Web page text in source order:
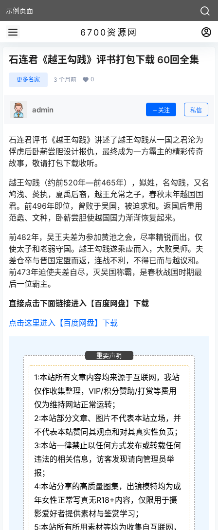
示例页面
6700资源网
石连君《越王勾践》评书打包下载 60回全集
更多名家 3 个月前 0
admin 关注 私信
石连君评书《越王勾践》讲述了越王勾践从一国之君沦为
俘虏后卧薪尝胆设计报仇，最终成为一方霸主的精彩传奇
故事，敬请打包下载收听。
越王勾践（约前520年―前465年），姒姓，名勾践，又名
鸠浅、菼执，夏禹后裔，越王允常之子，春秋末年越国国
君。前496年即位，曾败于吴国，被迫求和。返国后重用
范蠡、文种，卧薪尝胆使越国国力渐渐恢复起来。
前482年，吴王夫差为参加黄池之会，尽率精锐而出，仅
使太子和老弱守国。越王勾践遂乘虚而入，大败吴师。夫
差仓卒与晋国定盟而返，连战不利，不得已而与越议和。
前473年迫使夫差自尽，灭吴国称霸，是春秋战国时期最
后一位霸主。
直接点击下面链接进入【百度网盘】下载
点击这里进入【百度网盘】下载
重要声明
1:本站所有文章内容均来源于互联网，我站
仅作收集整理，VIP/积分赞助/打赏等费用
仅为维持网站正常运转；
2:本站部分文章、图片不代表本站立场，并
不代表本站赞同其观点和对其真实性负责；
3:本站一律禁止以任何方式发布或转载任何
违法的相关信息，访客发现请向管理员举
报；
4:本站分享的高质量图集，出镜模特均为成
年女性正常写真无R18+内容，仅限用于摄
影爱好者提供素材与鉴赏学习；
5:本站所有所用素材等均为收集自互联网，